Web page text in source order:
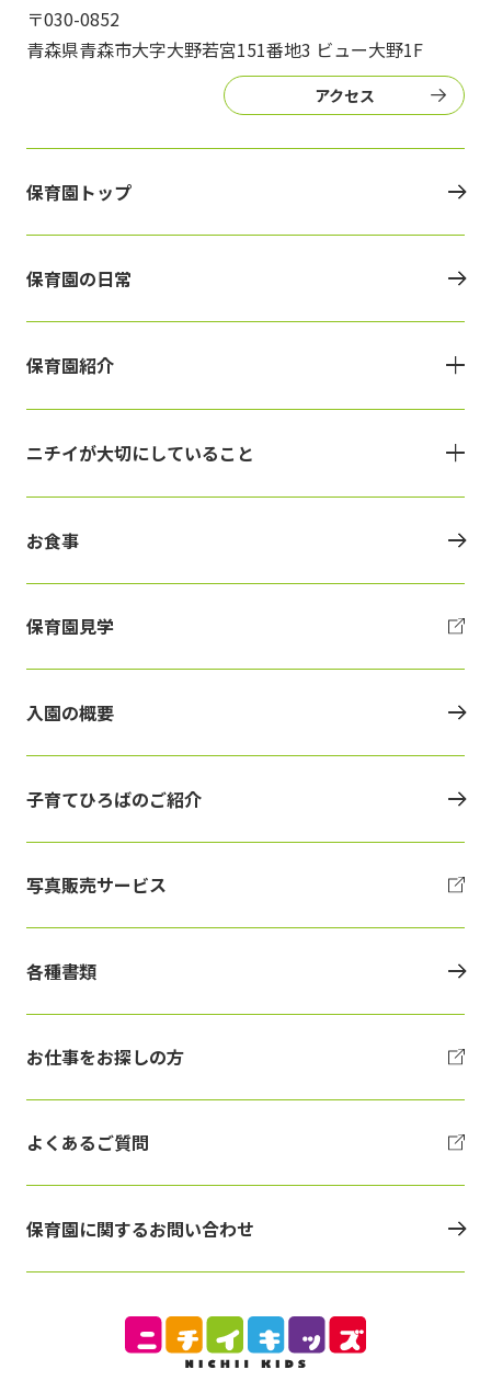
〒030-0852
青森県青森市大字大野若宮151番地3 ビュー大野1F
アクセス
保育園トップ
保育園の日常
保育園紹介
ニチイが大切にしていること
お食事
保育園見学
入園の概要
子育てひろばのご紹介
写真販売サービス
各種書類
お仕事をお探しの方
よくあるご質問
保育園に関するお問い合わせ